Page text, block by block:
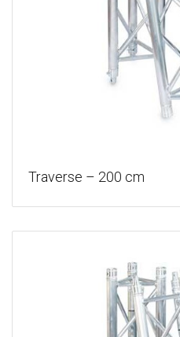
Traverse – 200 cm